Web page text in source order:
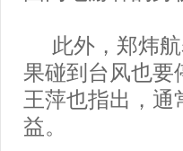
此外，郑炜
果碰到台风也要
王萍也指出，通
益。